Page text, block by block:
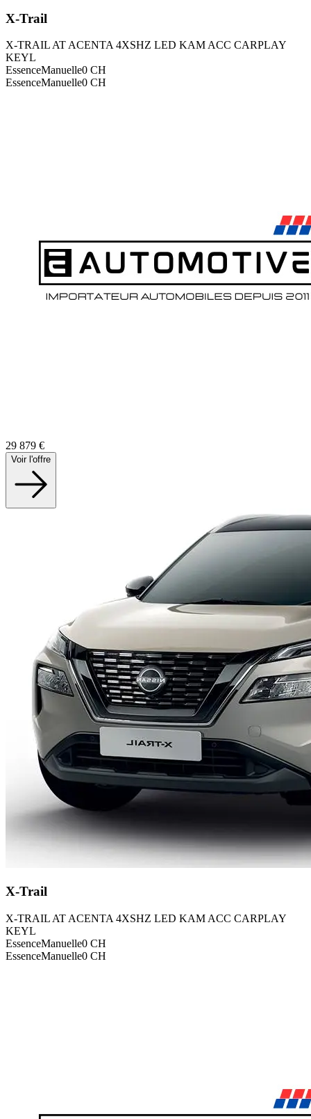
X-Trail
X-TRAIL AT ACENTA 4XSHZ LED KAM ACC CARPLAY
KEYL
EssenceManuelle0 CH
EssenceManuelle0 CH
29 879 €
Voir l'offre
X-Trail
X-TRAIL AT ACENTA 4XSHZ LED KAM ACC CARPLAY
KEYL
EssenceManuelle0 CH
EssenceManuelle0 CH